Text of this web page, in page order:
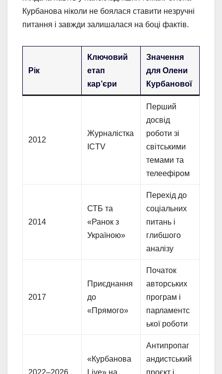
Курбанова ніколи не боялася ставити незручні
питання і завжди залишалася на боці фактів.
Рік
Ключовий
етап
кар’єри
Значення
для Олени
Курбанової
2012
Журналістка
ICTV
Перший
досвід
роботи зі
світськими
темами та
телеефіром
2014
СТБ та
«Ранок з
Україною»
Перехід до
соціальних
питань і
глибшого
аналізу
2017
Приєднання
до
«Прямого»
Початок
авторських
програм і
парламентс
ької роботи
2022–2026
«Курбанова
Live» на
Антипропаг
андистський
проєкт і